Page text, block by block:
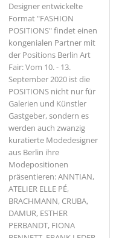
Designer entwickelte
Format "FASHION
POSITIONS" findet einen
kongenialen Partner mit
der Positions Berlin Art
Fair: Vom 10. - 13.
September 2020 ist die
POSITIONS nicht nur für
Galerien und Künstler
Gastgeber, sondern es
werden auch zwanzig
kuratierte Modedesigner
aus Berlin ihre
Modepositionen
präsentieren: ANNTIAN,
ATELIER ELLE PÉ,
BRACHMANN, CRUBA,
DAMUR, ESTHER
PERBANDT, FIONA